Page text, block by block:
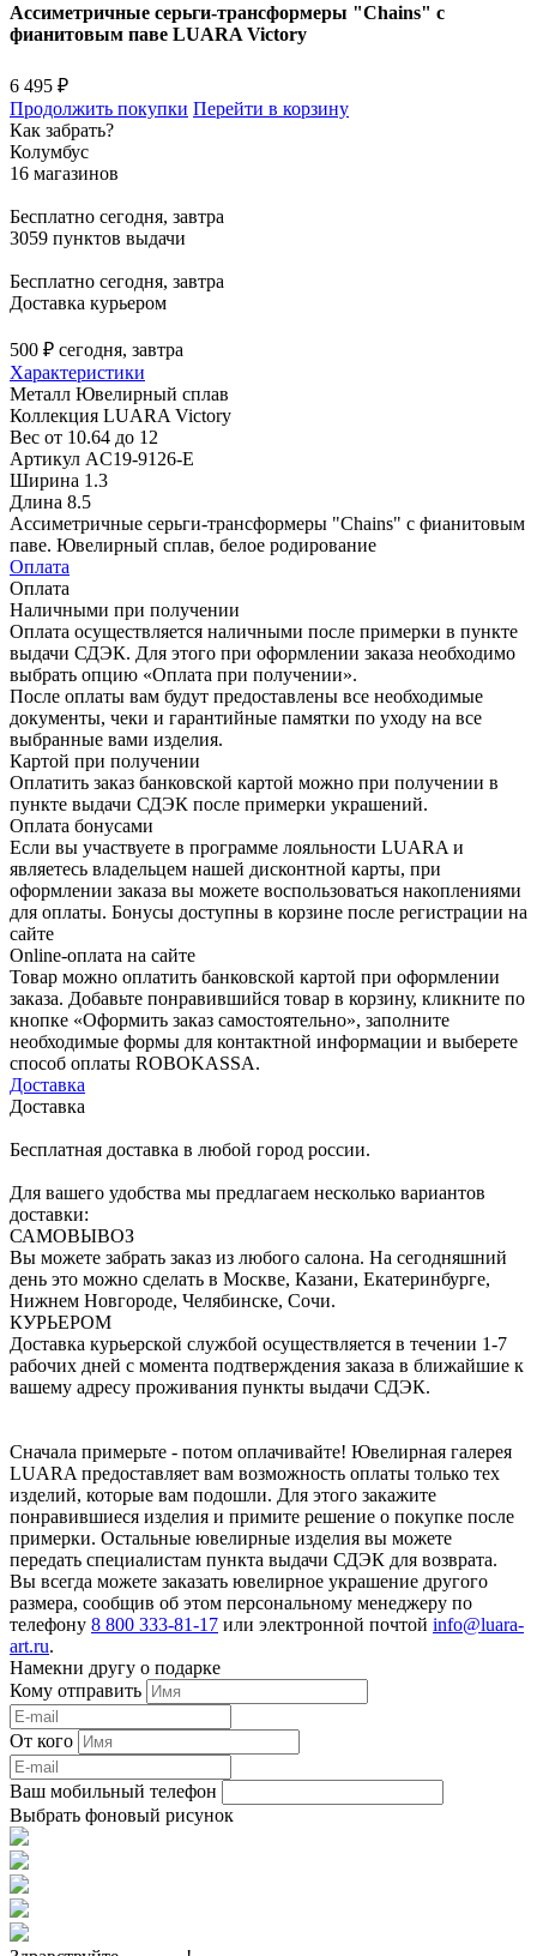
Ассиметричные серьги-трансформеры "Chains" с
фианитовым паве LUARA Victory
6 495 ₽
Продолжить покупки Перейти в корзину
Как забрать?
Колумбус
16 магазинов
Бесплатно сегодня, завтра
3059 пунктов выдачи
Бесплатно сегодня, завтра
Доставка курьером
500 ₽ сегодня, завтра
Характеристики
Металл Ювелирный сплав
Коллекция LUARA Victory
Вес от 10.64 до 12
Артикул AC19-9126-E
Ширина 1.3
Длина 8.5
Ассиметричные серьги-трансформеры "Chains" с фианитовым
паве. Ювелирный сплав, белое родирование
Оплата
Оплата
Наличными при получении
Оплата осуществляется наличными после примерки в пункте
выдачи СДЭК. Для этого при оформлении заказа необходимо
выбрать опцию «Оплата при получении».
После оплаты вам будут предоставлены все необходимые
документы, чеки и гарантийные памятки по уходу на все
выбранные вами изделия.
Картой при получении
Оплатить заказ банковской картой можно при получении в
пункте выдачи СДЭК после примерки украшений.
Оплата бонусами
Если вы участвуете в программе лояльности LUARA и
являетесь владельцем нашей дисконтной карты, при
оформлении заказа вы можете воспользоваться накоплениями
для оплаты. Бонусы доступны в корзине после регистрации на
сайте
Online-оплата на сайте
Товар можно оплатить банковской картой при оформлении
заказа. Добавьте понравившийся товар в корзину, кликните по
кнопке «Оформить заказ самостоятельно», заполните
необходимые формы для контактной информации и выберете
способ оплаты ROBOKASSA.
Доставка
Доставка
Бесплатная доставка в любой город россии.
Для вашего удобства мы предлагаем несколько вариантов
доставки:
САМОВЫВОЗ
Вы можете забрать заказ из любого салона. На сегодняшний
день это можно сделать в Москве, Казани, Екатеринбурге,
Нижнем Новгороде, Челябинске, Сочи.
КУРЬЕРОМ
Доставка курьерской службой осуществляется в течении 1-7
рабочих дней с момента подтверждения заказа в ближайшие к
вашему адресу проживания пункты выдачи СДЭК.
Сначала примерьте - потом оплачивайте! Ювелирная галерея
LUARA предоставляет вам возможность оплаты только тех
изделий, которые вам подошли. Для этого закажите
понравившиеся изделия и примите решение о покупке после
примерки. Остальные ювелирные изделия вы можете
передать специалистам пункта выдачи СДЭК для возврата.
Вы всегда можете заказать ювелирное украшение другого
размера, сообщив об этом персональному менеджеру по
телефону 8 800 333-81-17 или электронной почтой info@luara-
art.ru.
Намекни другу о подарке
Кому отправить
От кого
Ваш мобильный телефон
Выбрать фоновый рисунок